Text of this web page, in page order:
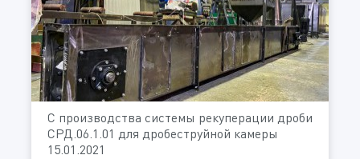
С производства системы рекуперации дроби
СРД.06.1.01 для дробеструйной камеры
15.01.2021